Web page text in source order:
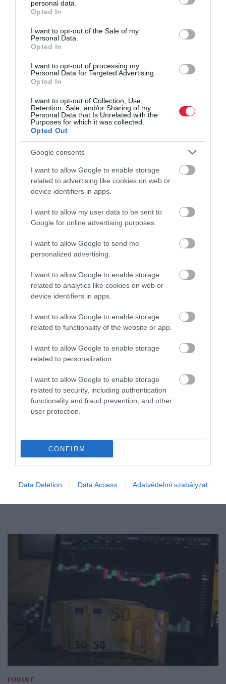
grant or deny consent to Google and its third-party tags to
use your data for below specified purposes in below Google
consent section.
personal data.
Opted In
I want to opt-out of the Sale of my
Personal Data.
Opted In
I want to opt-out of processing my
Personal Data for Targeted Advertising.
Opted In
I want to opt-out of Collection, Use,
Retention, Sale, and/or Sharing of my
Personal Data that Is Unrelated with the
Purposes for which it was collected.
Opted Out
Google consents
I want to allow Google to enable storage
related to advertising like cookies on web or
device identifiers in apps.
I want to allow my user data to be sent to
Google for online advertising purposes.
I want to allow Google to send me
personalized advertising.
I want to allow Google to enable storage
related to analytics like cookies on web or
device identifiers in apps.
I want to allow Google to enable storage
related to functionality of the website or app.
I want to allow Google to enable storage
related to personalization.
I want to allow Google to enable storage
related to security, including authentication
functionality and fraud prevention, and other
user protection.
CONFIRM
Data Deletion Data Access Adatvédelmi szabályzat
PÉNZÜGYI HELYZET
vagyona
Egyre inkább kettészakad Magyarország vagyoni szempontból.
Miközben a lakosság gazdagabb fele birtokolja a teljes pénzügyi
5 százalék…
FORINT